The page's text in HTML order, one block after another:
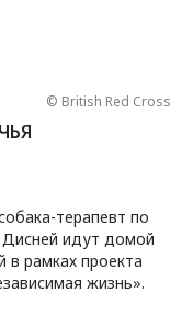
© British Red Cross
терапевт по
Дисней идут домой
рамках проекта
жизнь».